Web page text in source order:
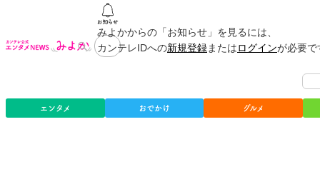
みよかからの「お知らせ」を見るには、
カンテレIDへの新規登録またはログインが必要
エンタメ おでかけ グルメ